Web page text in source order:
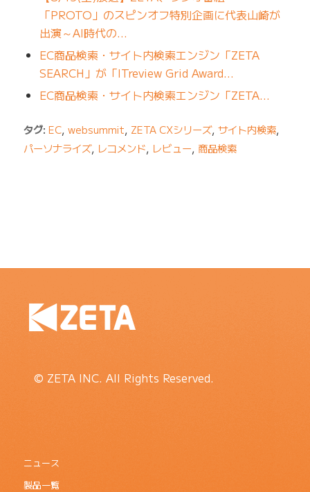
「PROTO」のスピンオフ特別企画に代表山崎が
出演～AI時代の…
EC商品検索・サイト内検索エンジン「ZETA
SEARCH」が「ITreview Grid Award…
EC商品検索・サイト内検索エンジン「ZETA…
タグ: EC, websummit, ZETA CXシリーズ, サイト内検索,
パーソナライズ, レコメンド, レビュー, 商品検索
© ZETA INC. All Rights Reserved.
ニュース
製品一覧